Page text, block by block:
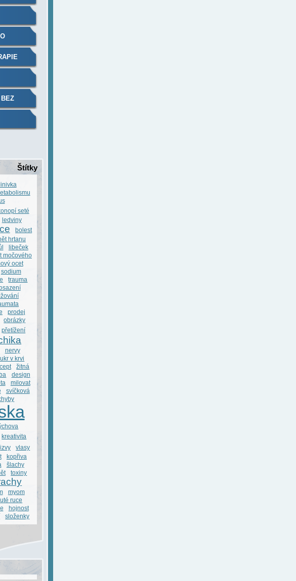
Štítky
seté
ledviny
bolest
hrtanu
libeček
močového
ocet
sodium
trauma
prodej
obrázky
přetížení
nervy
v krvi
žitná
design
milovat
svíčková
kreativita
vlasy
kopřiva
šlachy
toxiny
myom
ruce
hojnost
složenky